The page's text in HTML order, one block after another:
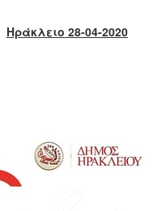
Ηράκλειο 28-04-2020